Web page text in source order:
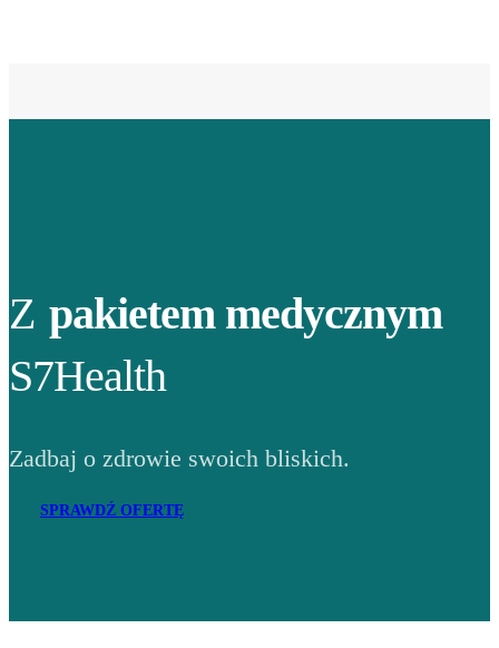
Z pakietem medycznym
S7Health
Zadbaj o zdrowie swoich bliskich.
SPRAWDŹ OFERTĘ